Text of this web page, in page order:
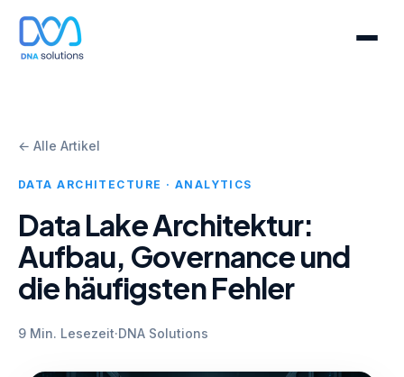
← Alle Artikel
DATA ARCHITECTURE · ANALYTICS
Data Lake Architektur:
Aufbau, Governance und
die häufigsten Fehler
9 Min. Lesezeit·DNA Solutions